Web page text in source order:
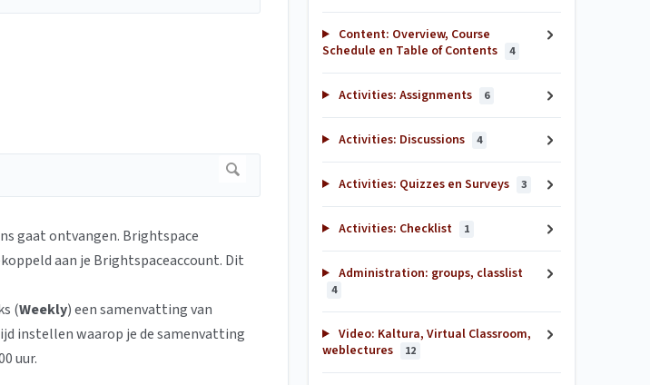
gaat ontvangen. Brightspace
aan je Brightspaceaccount. Dit
(Weekly) een samenvatting van
instellen waarop je de samenvatting
uur.
Content: Overview, Course
Schedule en Table of Contents
4
Activities: Assignments 6
Activities: Discussions 4
Activities: Quizzes en Surveys 3
Activities: Checklist 1
Administration: groups, classlist
4
Video: Kaltura, Virtual Classroom,
weblectures
12